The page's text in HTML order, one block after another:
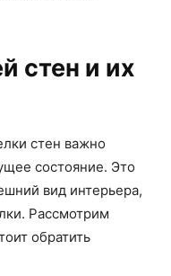
стен и их
стен важно
состояние. Это
вид интерьера,
Рассмотрим
обратить